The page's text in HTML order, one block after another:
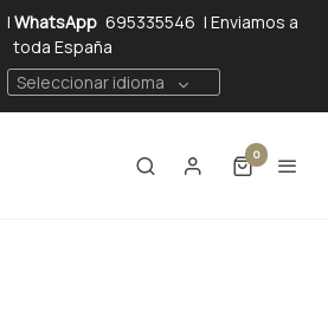
| WhatsApp 695335546 | Enviamos a
toda España
Seleccionar idioma
0